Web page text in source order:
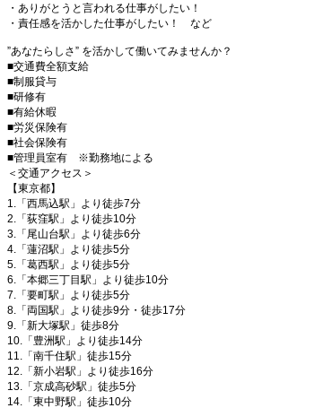
・ありがとうと言われる仕事がしたい！
・責任感を活かした仕事がしたい！ など
”あなたらしさ” を活かして働いてみませんか？
■交通費全額支給
■制服貸与
■研修有
■有給休暇
■労災保険有
■社会保険有
■管理員室有 ※勤務地による
＜交通アクセス＞
【東京都】
1.「西馬込駅」より徒歩7分
2.「荻窪駅」より徒歩10分
3.「尾山台駅」より徒歩6分
4.「蓮沼駅」より徒歩5分
5.「葛西駅」より徒歩5分
6.「本郷三丁目駅」より徒歩10分
7.「要町駅」より徒歩5分
8.「両国駅」より徒歩9分・徒歩17分
9.「新大塚駅」徒歩8分
10.「豊洲駅」より徒歩14分
11.「南千住駅」徒歩15分
12.「新小岩駅」より徒歩16分
13.「京成高砂駅」徒歩5分
14.「東中野駅」徒歩10分